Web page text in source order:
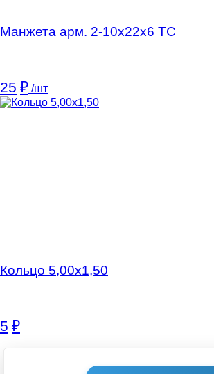
Манжета арм. 2-10х22х6 ТC
25 ₽ /шт
Кольцо 5,00х1,50
5 ₽